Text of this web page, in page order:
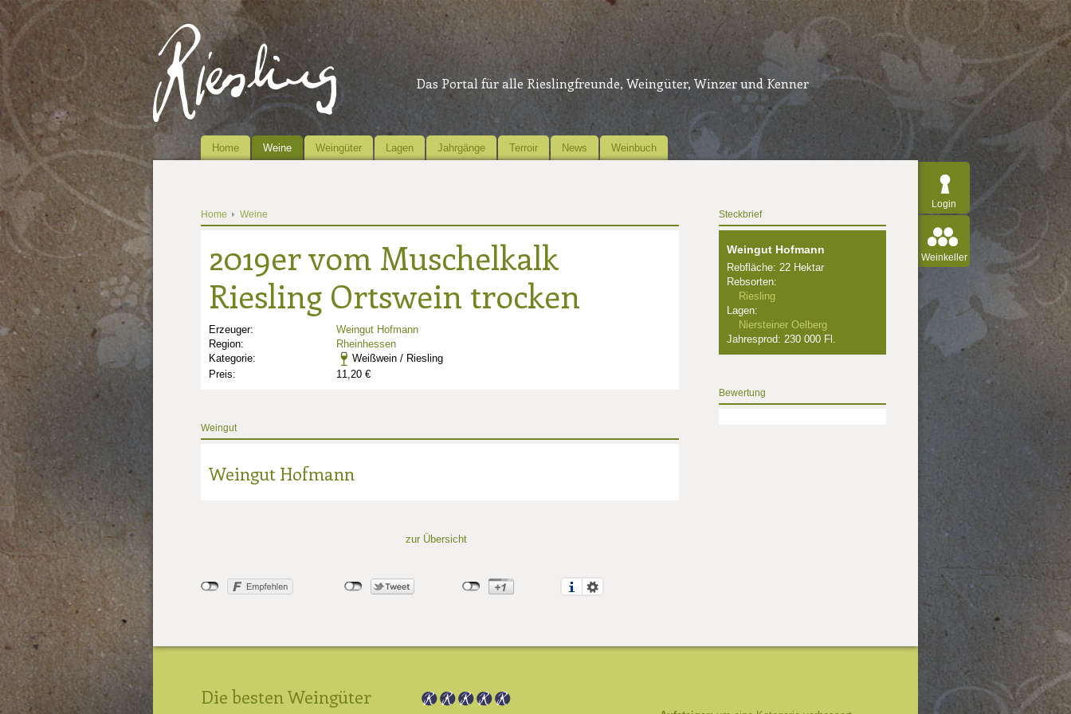
Das Portal für alle Rieslingfreunde, Weingüter, Winzer und Kenner
Home Weine Weingüter Lagen Jahrgänge Terroir News Weinbuch
Login
Weinkeller
Home Weine
2019er vom Muschelkalk
Riesling Ortswein trocken
Erzeuger:
Weingut Hofmann
Region:
Rheinhessen
Kategorie:
Weißwein / Riesling
Preis:
11,20 €
Weingut
Weingut Hofmann
zur Übersicht
Steckbrief
Weingut Hofmann
Rebfläche: 22 Hektar
Rebsorten:
Riesling
Lagen:
Niersteiner Oelberg
Jahresprod: 230 000 Fl.
Bewertung
Die besten Weingüter